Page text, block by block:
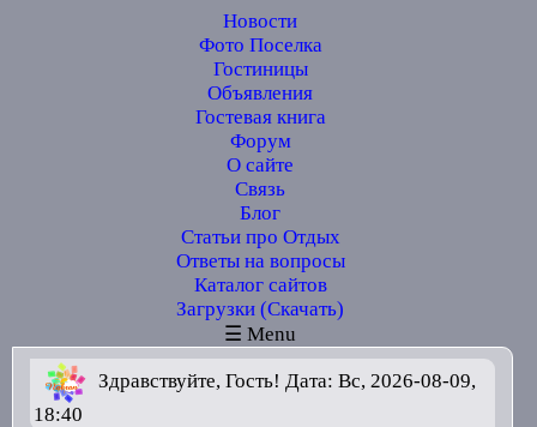
Новости
Фото Поселка
Гостиницы
Объявления
Гостевая книга
Форум
О сайте
Связь
Блог
Статьи про Отдых
Ответы на вопросы
Каталог сайтов
Загрузки (Скачать)
☰ Menu
Здравствуйте, Гость! Дата: Вс, 2026-08-09,
18:40